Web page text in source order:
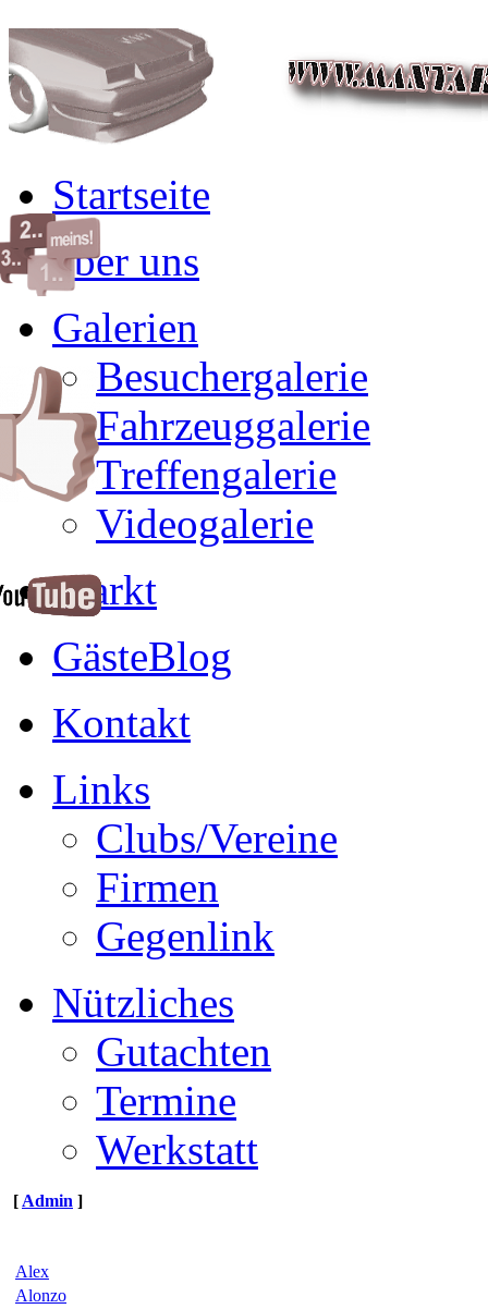
Startseite
über uns
Galerien
Besuchergalerie
Fahrzeuggalerie
Treffengalerie
Videogalerie
Markt
GästeBlog
Kontakt
Links
Clubs/Vereine
Firmen
Gegenlink
Nützliches
Gutachten
Termine
Werkstatt
[ Admin ]
Alex
Alonzo